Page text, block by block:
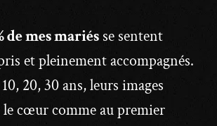
de mes mariésse sentent
et pleinement accompagnés.
20, 30 ans, leurs images
le cœur comme au premier